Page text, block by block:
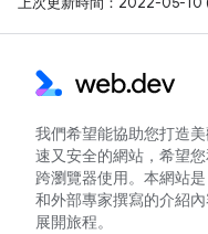
我們希望能協助您打造
速又安全的網站，希望
跨瀏覽器使用。本網站
和外部專家撰寫的介紹
展開旅程。